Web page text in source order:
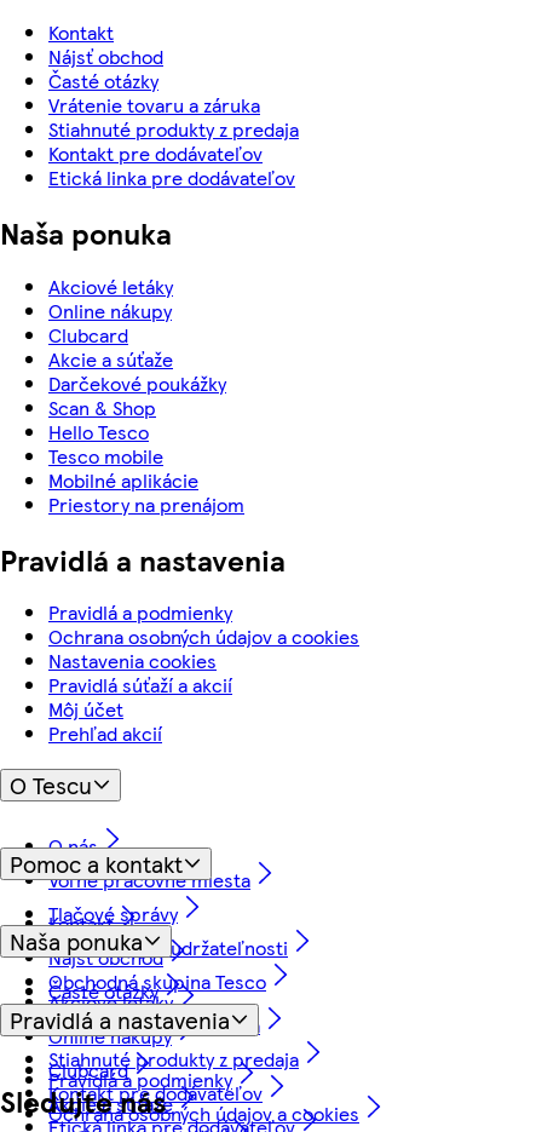
Kontakt
Nájsť obchod
Časté otázky
Vrátenie tovaru a záruka
Stiahnuté produkty z predaja
Kontakt pre dodávateľov
Etická linka pre dodávateľov
Naša ponuka
Akciové letáky
Online nákupy
Clubcard
Akcie a súťaže
Darčekové poukážky
Scan & Shop
Hello Tesco
Tesco mobile
Mobilné aplikácie
Priestory na prenájom
Pravidlá a nastavenia
Pravidlá a podmienky
Ochrana osobných údajov a cookies
Nastavenia cookies
Pravidlá súťaží a akcií
Môj účet
Prehľad akcií
O Tescu
O nás
Voľné pracovné miesta
Tlačové správy
Náš prístup k udržateľnosti
Obchodná skupina Tesco
Pomoc a kontakt
Kontakt
Nájsť obchod
Časté otázky
Vrátenie tovaru a záruka
Stiahnuté produkty z predaja
Kontakt pre dodávateľov
Naša ponuka
Akciové letáky
Online nákupy
Clubcard
Akcie a súťaže
Pravidlá a nastavenia
Pravidlá a podmienky
Ochrana osobných údajov a cookies
Sledujte nás